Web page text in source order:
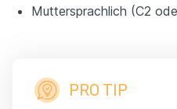
Muttersprachlich (C2
PRO TIP